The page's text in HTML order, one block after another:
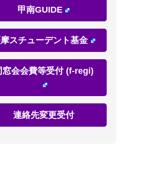
甲南GUIDE
スチューデント基金
窓会会費等受付 (f-regi)
連絡先変更受付